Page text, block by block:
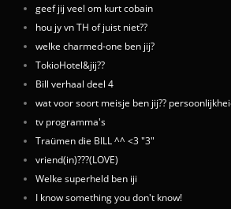
geef jij veel om kurt cobain
hou jy vn TH of juist niet??
welke charmed-one ben jij?
TokioHotel&jij??
Bill verhaal deel 4
wat voor soort meisje ben jij??
tv programma's
Traümen die BILL ^^ <3 "3"
vriend(in)???(LOVE)
Welke superheld ben iji
I know something you don't know!